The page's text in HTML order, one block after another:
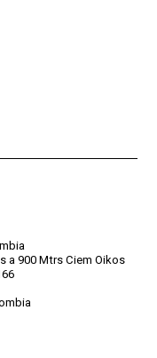
a 900 Mtrs Ciem Oikos